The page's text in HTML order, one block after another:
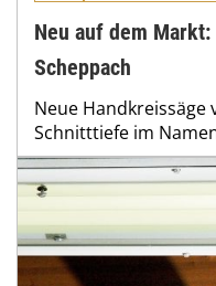
Neu auf dem
Scheppach
Neue Handkreissäge
Schnitttiefe im